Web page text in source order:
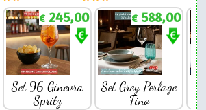
€ 245,00
Set 96 Ginevra
Spritz
€ 588,00
Set Grey Perlage
Fino